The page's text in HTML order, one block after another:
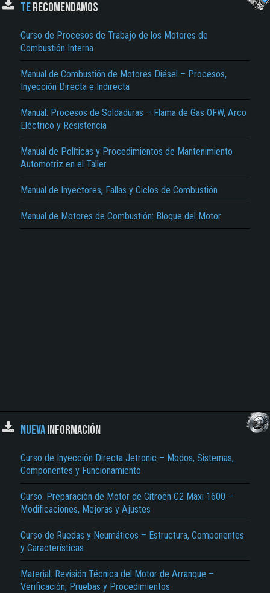
TERECOMENDAMOS
Curso de Procesos de Trabajo de los Motores de
Combustión Interna
Manual de Combustión de Motores Diésel – Procesos,
Inyección Directa e Indirecta
Manual: Procesos de Soldaduras – Flama de Gas OFW, Arco
Eléctrico y Resistencia
Manual de Políticas y Procedimientos de Mantenimiento
Automotriz en el Taller
Manual de Inyectores, Fallas y Ciclos de Combustión
Manual de Motores de Combustión: Bloque del Motor
NUEVAINFORMACIÓN
Curso de Inyección Directa Jetronic – Modos, Sistemas,
Componentes y Funcionamiento
Curso: Preparación de Motor de Citroën C2 Maxi 1600 –
Modificaciones, Mejoras y Ajustes
Curso de Ruedas y Neumáticos – Estructura, Componentes
y Características
Material: Revisión Técnica del Motor de Arranque –
Verificación, Pruebas y Procedimientos
El Título es incorrecto según el contenido.
No carga o no se visualiza el contenido.
Reportar otro tipo de error...